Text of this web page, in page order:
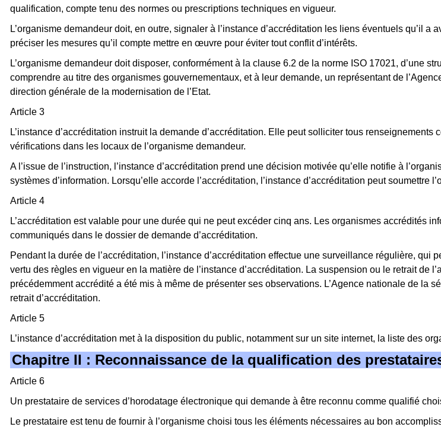
qualification, compte tenu des normes ou prescriptions techniques en vigueur.
L’organisme demandeur doit, en outre, signaler à l’instance d’accréditation les liens éventuels qu’il
préciser les mesures qu’il compte mettre en œuvre pour éviter tout conflit d’intérêts.
L’organisme demandeur doit disposer, conformément à la clause 6.2 de la norme ISO 17021, d’une
comprendre au titre des organismes gouvernementaux, et à leur demande, un représentant de
direction générale de la modernisation de l’Etat.
Article 3
L’instance d’accréditation instruit la demande d’accréditation. Elle peut solliciter tous
vérifications dans les locaux de l’organisme demandeur.
A l’issue de l’instruction, l’instance d’accréditation prend une décision motivée qu’elle notifie à
systèmes d’information. Lorsqu’elle accorde l’accréditation, l’instance d’accréditation peut soumettre
Article 4
L’accréditation est valable pour une durée qui ne peut excéder cinq ans. Les organismes accrédités
communiqués dans le dossier de demande d’accréditation.
Pendant la durée de l’accréditation, l’instance d’accréditation effectue une surveillance régulière,
vertu des règles en vigueur en la matière de l’instance d’accréditation. La suspension ou le retrait de
précédemment accrédité a été mis à même de présenter ses observations. L’Agence nationale de la
retrait d’accréditation.
Article 5
L’instance d’accréditation met à la disposition du public, notamment sur un site internet, la liste des
Chapitre II : Reconnaissance de la qualification des
Article 6
Un prestataire de services d’horodatage électronique qui demande à être reconnu comme qualifié
Le prestataire est tenu de fournir à l’organisme choisi tous les éléments nécessaires au bon